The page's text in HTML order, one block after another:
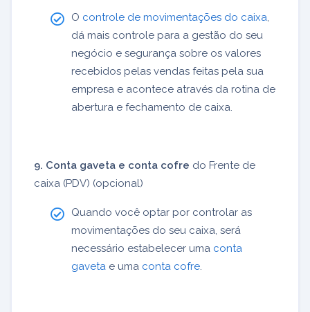
O controle de movimentações do caixa,
dá mais controle para a gestão do seu
negócio e segurança sobre os valores
recebidos pelas vendas feitas pela sua
empresa e acontece através da rotina de
abertura e fechamento de caixa.
9. Conta gaveta e conta cofre do Frente de
caixa (PDV) (opcional)
Quando você optar por controlar as
movimentações do seu caixa, será
necessário estabelecer uma conta
gaveta e uma conta cofre.